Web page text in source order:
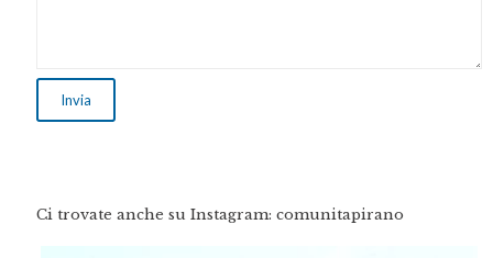
Ci trovate anche su Instagram: comunitapirano